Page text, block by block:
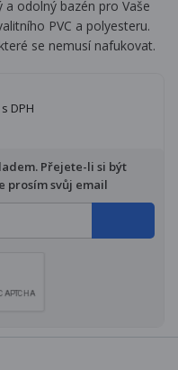
odolný bazén pro Vaše
PVC a polyesteru.
se nemusí nafukovat.
s DPH
Přejete-li si být
prosím svůj email